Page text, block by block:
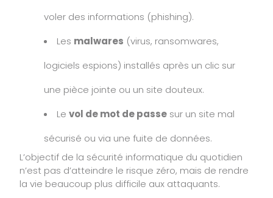
voler des informations (phishing).
Les malwares (virus, ransomwares,
logiciels espions) installés après un clic sur
une pièce jointe ou un site douteux.
Levol de mot de passe sur un site mal
sécurisé ou via une fuite de données.
L’objectif de la sécurité informatique du quotidien
n’est pas d’atteindre le risque zéro, mais de rendre
la vie beaucoup plus difficile aux attaquants.